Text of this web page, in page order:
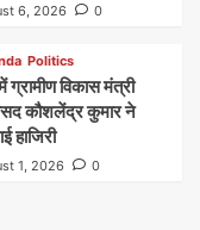
6, 2026 0
Politics
ग्रामीण विकास मंत्री
कौशलेंद्र कुमार ने
हाजिरी
1, 2026 0